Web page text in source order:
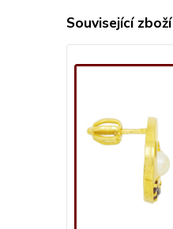
Související zboží